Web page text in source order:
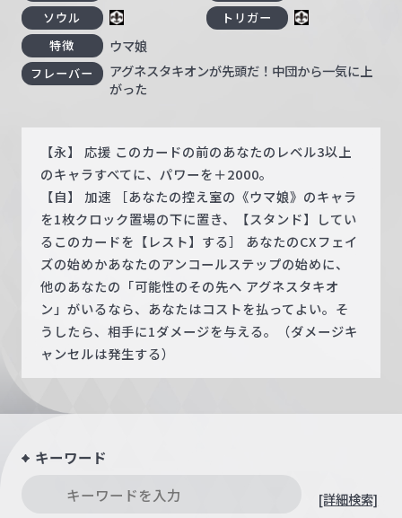
ソウル
トリガー
特徴
ウマ娘
フレーバー
アグネスタキオンが先頭だ！中団から一気に上
がった
【永】 応援 このカードの前のあなたのレベル3以上
のキャラすべてに、パワーを＋2000。
【自】 加速 ［あなたの控え室の《ウマ娘》のキャラ
を1枚クロック置場の下に置き、【スタンド】してい
るこのカードを【レスト】する］ あなたのCXフェイ
ズの始めかあなたのアンコールステップの始めに、
他のあなたの「可能性のその先へ アグネスタキオ
ン」がいるなら、あなたはコストを払ってよい。そ
うしたら、相手に1ダメージを与える。（ダメージキ
ャンセルは発生する）
キーワード
[詳細検索]